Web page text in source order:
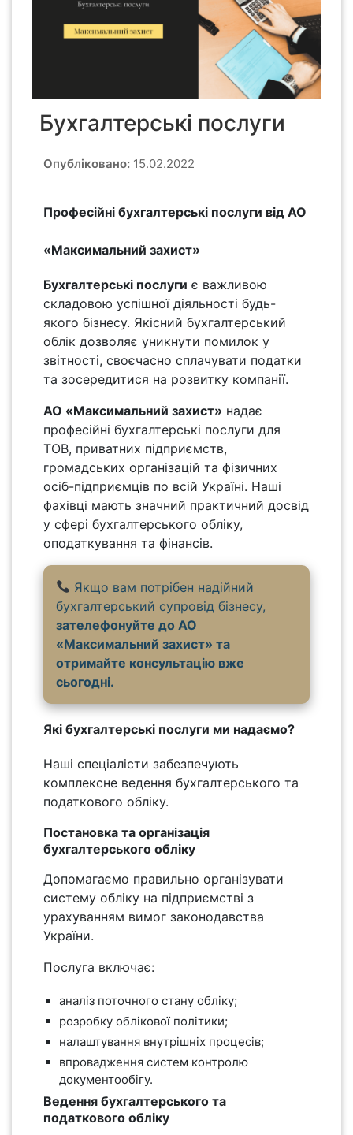
Бухгалтерські послуги
Опубліковано: 15.02.2022
Професійні бухгалтерські послуги від АО
«Максимальний захист»
Бухгалтерські послуги є важливою
складовою успішної діяльності будь-
якого бізнесу. Якісний бухгалтерський
облік дозволяє уникнути помилок у
звітності, своєчасно сплачувати податки
та зосередитися на розвитку компанії.
АО «Максимальний захист» надає
професійні бухгалтерські послуги для
ТОВ, приватних підприємств,
громадських організацій та фізичних
осіб-підприємців по всій Україні. Наші
фахівці мають значний практичний досвід
у сфері бухгалтерського обліку,
оподаткування та фінансів.
Якщо вам потрібен надійний
бухгалтерський супровід бізнесу,
зателефонуйте до АО
«Максимальний захист» та
отримайте консультацію вже
сьогодні.
Які бухгалтерські послуги ми надаємо?
Наші спеціалісти забезпечують
комплексне ведення бухгалтерського та
податкового обліку.
Постановка та організація
бухгалтерського обліку
Допомагаємо правильно організувати
систему обліку на підприємстві з
урахуванням вимог законодавства
України.
Послуга включає:
аналіз поточного стану обліку;
розробку облікової політики;
налаштування внутрішніх процесів;
впровадження систем контролю
документообігу.
Ведення бухгалтерського та
податкового обліку